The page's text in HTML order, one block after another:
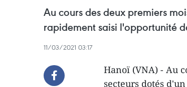
Au cours des deux premiers
rapidement saisi l'opportunité
11/03/2021 03:17
Hanoï (VNA) - Au
secteurs dotés